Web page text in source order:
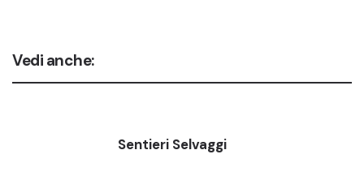
Vedi anche:
Sentieri Selvaggi